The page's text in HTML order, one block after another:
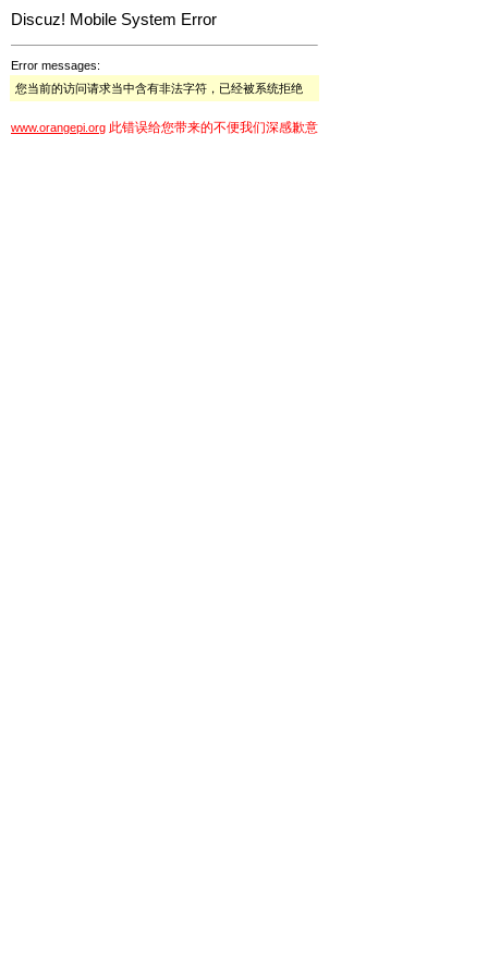
Discuz! Mobile System Error
Error messages:
您当前的访问请求当中含有非法字符，已经被系统拒绝
www.orangepi.org 此错误给您带来的不便我们深感歉意